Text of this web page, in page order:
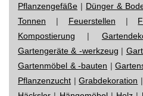
Pflanzengefäße | Dünger &
Tonnen | Feuerstellen |
Kompostierung |
Gartengeräte & -werkzeug |
Gartenmöbel & -bauten |
Pflanzenzucht |Grabdekoration |